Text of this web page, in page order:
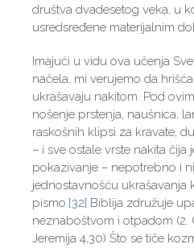
društva dvadesetog veka, u
usredsređene materijalnim
Imajući u vidu ova učenja
načela, mi verujemo da
ukrašavaju nakitom. Pod
nošenje prstenja, naušnica,
raskošnih klipsi za kravate,
– i sve ostale vrste nakita čija
pokazivanje – nepotrebno i
jednostavnošću ukrašavanja
pismo.[32] Biblija združuje
neznaboštvom i otpadom (2.
Jeremija 4,30) Što se tiče